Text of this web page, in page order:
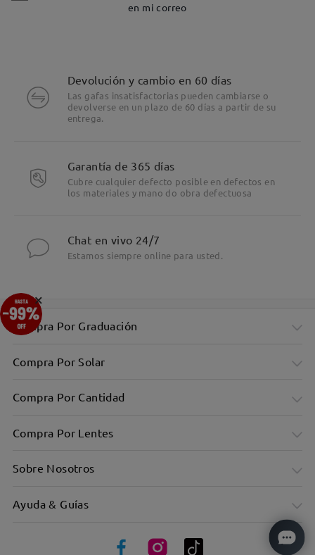
en mi correo
Devolución y cambio en 60 días
Las gafas insatisfactorias pueden cambiarse o
devolverse en un plazo de 60 días a partir de su
entrega.
Garantía de 365 días
Cubre cualquier defecto posible en defectos en
los materiales y mano do obra defectuosa
Chat en vivo 24/7
Estamos siempre online para usted.
Compra Por Graduación
Compra Por Solar
Compra Por Cantidad
Compra Por Lentes
Sobre Nosotros
Ayuda & Guías
×